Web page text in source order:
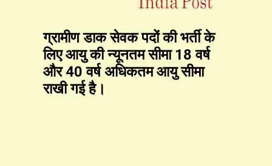
ग्रामीण डाक सेवक पदों की भर्ती के
लिए आयु की न्यूनतम सीमा 18 वर्ष
और 40 वर्ष अधिकतम आयु सीमा
राखी गई है।